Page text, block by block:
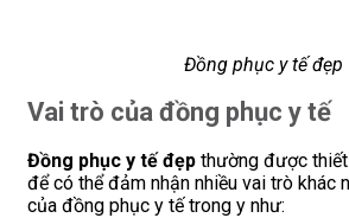
Đồng phục y tế đẹp
Vai trò của đồng phục y tế
Đồng phục y tế đẹp thường được
để có thể đảm nhận nhiều vai trò khác
của đồng phục y tế trong y như: